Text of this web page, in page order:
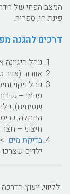
המצב הפיזי של
פינת חי, ספריה.
דרכים להגנה
נוהל היגיינה
אוורור (אויר
נוהל ניקוי
פנימי –
שטיחים),
החתלה,
חיצוני –
בדיקת מים -
ילדים
לליווי, ייעוץ